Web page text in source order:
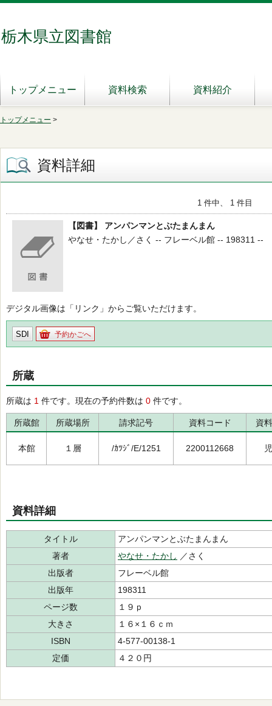
栃木県立図書館
トップメニュー 資料検索 資料紹介
トップメニュー >
資料詳細
1 件中、 1 件目
【図書】 アンパンマンとぶたまんまん
やなせ・たかし／さく -- フレーベル館 -- 198311 --
デジタル画像は「リンク」からご覧いただけます。
SDI 予約かごへ
所蔵
所蔵は 1 件です。現在の予約件数は 0 件です。
所蔵館 所蔵場所 請求記号 資料コード 資
本館 １層 /ｶﾂｼﾞ/E/1251 2200112668
資料詳細
タイトル
アンパンマンとぶたまんまん
著者
やなせ・たかし ／さく
出版者
フレーベル館
出版年
198311
ページ数
１９ｐ
大きさ
１６×１６ｃｍ
ISBN
4-577-00138-1
定価
４２０円